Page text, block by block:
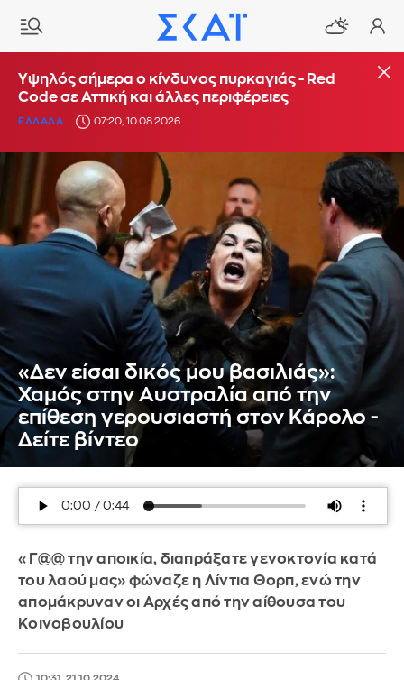
Υψηλός σήμερα ο κίνδυνος πυρκαγιάς - Red
Code σε Αττική και άλλες περιφέρειες
ΕΛΛΑΔΑ 07:20, 10.08.2026
«Δεν είσαι δικός μου βασιλιάς»:
Χαμός στην Αυστραλία από την
επίθεση γερουσιαστή στον Κάρολο -
Δείτε βίντεο
«Γ@@ την αποικία, διαπράξατε γενοκτονία κατά
του λαού μας» φώναζε η Λίντια Θορπ, ενώ την
απομάκρυναν οι Αρχές από την αίθουσα του
Κοινοβουλίου